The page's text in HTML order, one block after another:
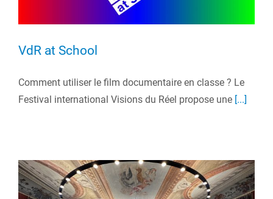
VdR at School
Comment utiliser le film documentaire en classe ? Le
Festival international Visions du Réel propose une [...]